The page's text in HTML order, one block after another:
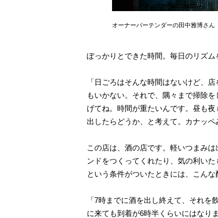
オーナーバーテンダーの田中雅博さん
ぽっかりとできた時間。毎日のリズ
「日ごろはそんな時間はないけど、
もいかない。それで、隅々まで掃除
げてね。時間が重たいんです。昼も
出したらどうか、と考えて。カナッ
この店は、酒の店です。軽いつまみ
ンドをつくってくれたり、気の利い
という条件がついたときには、こんな
「7時までに酒を出し終えて、それ
に来ても到着が6時半くらいにはなり